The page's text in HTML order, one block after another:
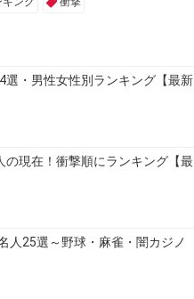
選・男性女性別ランキング【最新
の現在！衝撃順にランキング【最
人25選～野球・麻雀・闇カジノ